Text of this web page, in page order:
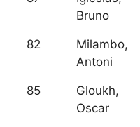
Bruno
82
Milambo,
Antoni
85
Gloukh,
Oscar